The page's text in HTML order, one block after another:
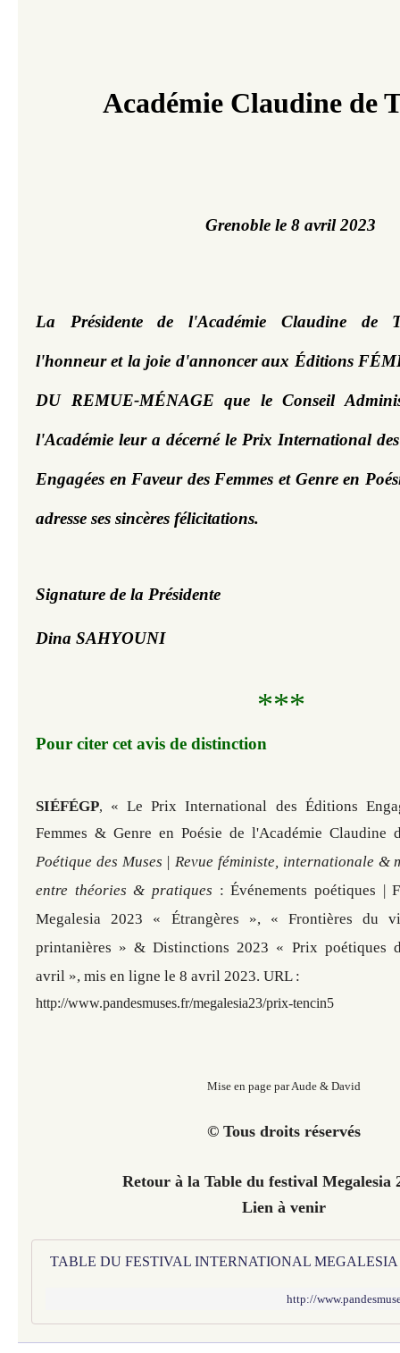
Académie Claudine de
Grenoble le 8 avril 2023
La Présidente de l'Académie Claudine de
l'honneur et la joie d'annoncer aux Éditions
DU REMUE-MÉNAGE que le Conseil
l'Académie leur a décerné le Prix International
Engagées en Faveur des Femmes et Genre en
adresse ses sincères félicitations.
Signature de la Présidente
Dina SAHYOUNI
***
Pour citer cet avis de distinction
SIÉFÉGP,
« Le Prix International des Éditions
Femmes & Genre en Poésie de l'Académie Claudine
Poétique des Muses | Revue féministe, internationale &
entre théories & pratiques : Événements poétiques |
Megalesia 2023 « Étrangères », « Frontières du
printanières » &Distinctions 2023 « Prix poétiques
avril », mis en ligne le 8 avril 2023. URL :
http://www.pandesmuses.fr/megalesia23/prix-tencin5
Mise en page par Aude & David
© Tous droits réservés
Retour à la Table du festival Megalesia
Lien à venir
http://